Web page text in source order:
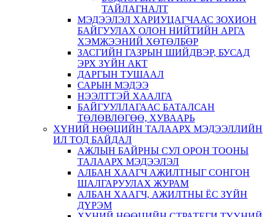
ТАЙЛАГНАЛТ
МЭДЭЭЛЭЛ ХАРИУЦАГЧААС ЗОХИОН
БАЙГУУЛАХ ОЛОН НИЙТИЙН АРГА
ХЭМЖЭЭНИЙ ХӨТӨЛБӨР
ЗАСГИЙН ГАЗРЫН ШИЙДВЭР, БУСАД
ЭРХ ЗҮЙН АКТ
ДАРГЫН ТУШААЛ
САРЫН МЭДЭЭ
НЭЭЛТТЭЙ ХААЛГА
БАЙГУУЛЛАГААС БАТАЛСАН
ТӨЛӨВЛӨГӨӨ, ХУВААРЬ
ХҮНИЙ НӨӨЦИЙН ТАЛААРХ МЭДЭЭЛЛИЙН
ИЛ ТОД БАЙДАЛ
АЖЛЫН БАЙРНЫ СУЛ ОРОН ТООНЫ
ТАЛААРХ МЭДЭЭЛЭЛ
АЛБАН ХААГЧ АЖИЛТНЫГ СОНГОН
ШАЛГАРУУЛАХ ЖУРАМ
АЛБАН ХААГЧ, АЖИЛТНЫ ЁС ЗҮЙН
ДҮРЭМ